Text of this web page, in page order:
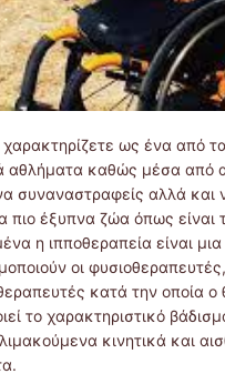
ως ένα από
αθλήματα καθώς μέσα από
συναναστραφείς αλλά και
πιο έξυπνα ζώα όπως είναι
η ιπποθεραπεία είναι
οι
κατά την οποία ο
το χαρακτηριστικό
κινητικά και